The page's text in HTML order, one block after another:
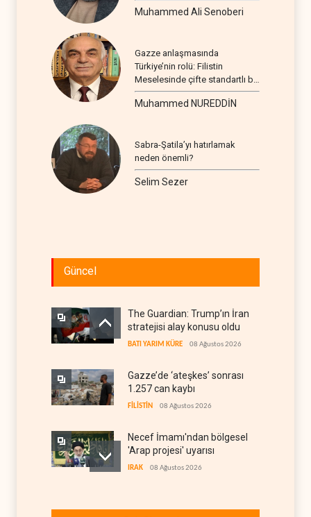
Muhammed Ali Senoberi
Gazze anlaşmasında
Türkiye’nin rolü: Filistin
Meselesinde çifte standartlı bir
seyir
Muhammed NUREDDİN
Sabra-Şatila’yı hatırlamak
neden önemli?
Selim Sezer
Güncel
The Guardian: Trump’ın İran
stratejisi alay konusu oldu
BATI YARIM KÜRE 08 Ağustos 2026
Gazze’de ‘ateşkes’ sonrası
1.257 can kaybı
FİLİSTİN 08 Ağustos 2026
Necef İmamı'ndan bölgesel
'Arap projesi' uyarısı
IRAK 08 Ağustos 2026
da yetmedi: Hürmüz’de